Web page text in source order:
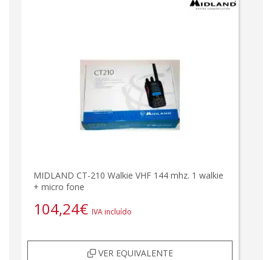
MIDLAND CT-210 Walkie VHF 144 mhz. 1 walkie
+ micro fone
104,24€ IVA incluído
VER EQUIVALENTE